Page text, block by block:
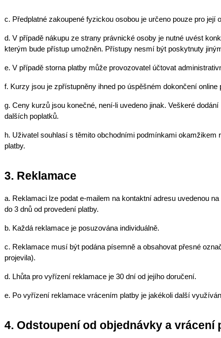
c. Předplatné zakoupené fyzickou osobou je určeno pouze pro její
d. V případě nákupu ze strany právnické osoby je nutné uvést
kterým bude přístup umožněn. Přístupy nesmí být poskytnuty
e. V případě storna platby může provozovatel účtovat
f. Kurzy jsou je zpřístupněny ihned po úspěšném dokončení online
g. Ceny kurzů jsou konečné, není-li uvedeno jinak. Veškeré dodání
dalších poplatků.
h. Uživatel souhlasí s těmito obchodními podmínkami okamžikem
platby.
3. Reklamace
a. Reklamaci lze podat e-mailem na kontaktní adresu uvedenou
do 3 dnů od provedení platby.
b. Každá reklamace je posuzována individuálně.
c. Reklamace musí být podána písemně a obsahovat přesné
projevila).
d. Lhůta pro vyřízení reklamace je 30 dní od jejího doručení.
e. Po vyřízení reklamace vrácením platby je jakékoli další
4. Odstoupení od objednávky a vrácení